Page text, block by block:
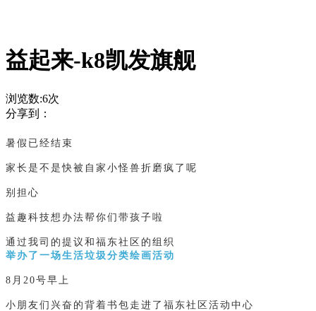
益起来-k8凯发旗舰
浏览数:6次
分享到：
暑假已经结束
家长是不是快被自家小怪兽折磨疯了呢
别担心
益趣科技想办法帮你们带孩子啦
通过我司的提议和福东社区的组织
举办了一场生活垃圾分类绘画活动
8月20号早上
小朋友们兴奋的背着书包走进了福东社区活动中心